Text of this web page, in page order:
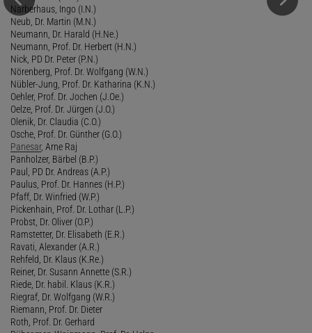
Narberhaus, Ingo (I.N.)
Neub, Dr. Martin (M.N.)
Neumann, Dr. Harald (H.Ne.)
Neumann, Prof. Dr. Herbert (H.N.)
Nick, PD Dr. Peter (P.N.)
Nörenberg, Prof. Dr. Wolfgang (W.N.)
Nübler-Jung, Prof. Dr. Katharina (K.N.)
Oehler, Prof. Dr. Jochen (J.Oe.)
Oelze, Prof. Dr. Jürgen (J.O.)
Olenik, Dr. Claudia (C.O.)
Osche, Prof. Dr. Günther (G.O.)
Panesar, Arne Raj
Panholzer, Bärbel (B.P.)
Paul, PD Dr. Andreas (A.P.)
Paulus, Prof. Dr. Hannes (H.P.)
Pfaff, Dr. Winfried (W.P.)
Pickenhain, Prof. Dr. Lothar (L.P.)
Probst, Dr. Oliver (O.P.)
Ramstetter, Dr. Elisabeth (E.R.)
Ravati, Alexander (A.R.)
Rehfeld, Dr. Klaus (K.Re.)
Reiner, Dr. Susann Annette (S.R.)
Riede, Dr. habil. Klaus (K.R.)
Riegraf, Dr. Wolfgang (W.R.)
Riemann, Prof. Dr. Dieter
Roth, Prof. Dr. Gerhard